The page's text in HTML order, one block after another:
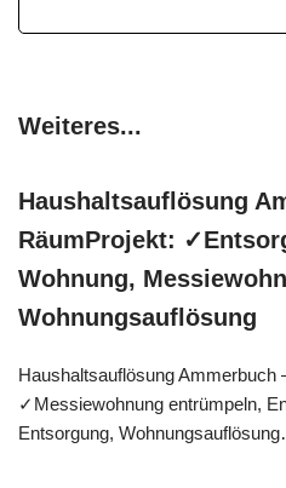
Weiteres...
Haushaltsauflösung
RäumProjekt:
Wohnung,
Wohnungsauflösung
Haushaltsauflösung Ammerbuch
✓Messiewohnung entrümpeln,
Entsorgung,